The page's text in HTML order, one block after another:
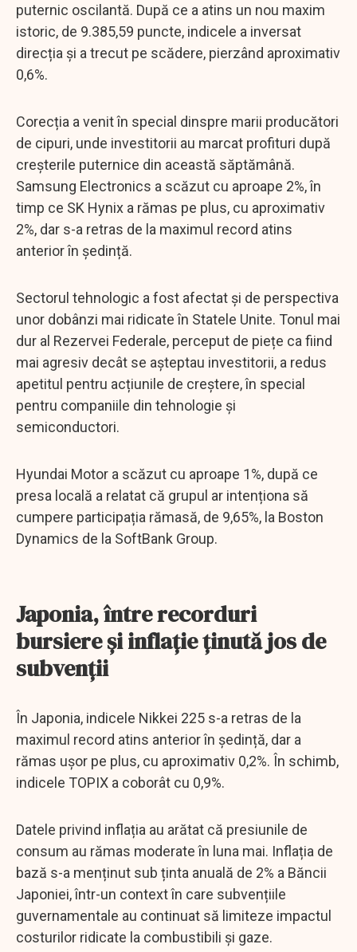
puternic oscilantă. După ce a atins un nou maxim
istoric, de 9.385,59 puncte, indicele a inversat
direcția și a trecut pe scădere, pierzând aproximativ
0,6%.
Corecția a venit în special dinspre marii producători
de cipuri, unde investitorii au marcat profituri după
creșterile puternice din această săptămână.
Samsung Electronics a scăzut cu aproape 2%, în
timp ce SK Hynix a rămas pe plus, cu aproximativ
2%, dar s-a retras de la maximul record atins
anterior în ședință.
Sectorul tehnologic a fost afectat și de perspectiva
unor dobânzi mai ridicate în Statele Unite. Tonul mai
dur al Rezervei Federale, perceput de piețe ca fiind
mai agresiv decât se așteptau investitorii, a redus
apetitul pentru acțiunile de creștere, în special
pentru companiile din tehnologie și
semiconductori.
Hyundai Motor a scăzut cu aproape 1%, după ce
presa locală a relatat că grupul ar intenționa să
cumpere participația rămasă, de 9,65%, la Boston
Dynamics de la SoftBank Group.
Japonia, între recorduri
bursiere și inflație ținută jos de
subvenții
În Japonia, indicele Nikkei 225 s-a retras de la
maximul record atins anterior în ședință, dar a
rămas ușor pe plus, cu aproximativ 0,2%. În schimb,
indicele TOPIX a coborât cu 0,9%.
Datele privind inflația au arătat că presiunile de
consum au rămas moderate în luna mai. Inflația de
bază s-a menținut sub ținta anuală de 2% a Băncii
Japoniei, într-un context în care subvențiile
guvernamentale au continuat să limiteze impactul
costurilor ridicate la combustibili și gaze.